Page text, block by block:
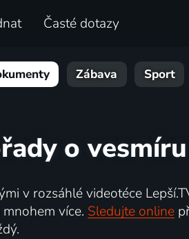
Časté dotazy
Zábava Sport
o
v rozsáhlé videotéce
více. Sledujte online